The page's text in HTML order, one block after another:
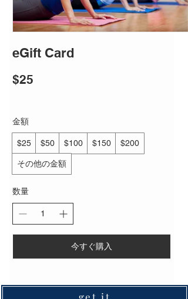
eGift Card
$25
金額
$25 $50 $100 $150 $200
その他の金額
数量
今すぐ購入